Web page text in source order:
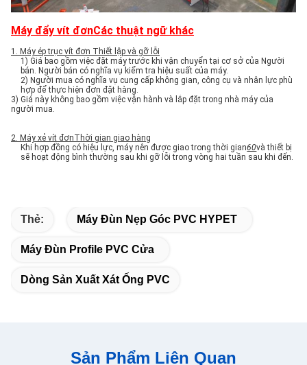
Máy đẩy vít đơnCác thuật ngữ khác
1. Máy ép trục vít đơn Thiết lập và gỡ lỗi
1) Giá bao gồm việc đặt máy trước khi vận chuyển tại cơ sở của Người
bán. Người bán có nghĩa vụ kiểm tra hiệu suất của máy.
2) Người mua có nghĩa vụ cung cấp không gian, công cụ và nhân lực phù
hợp để thực hiện đơn đặt hàng.
3) Giá này không bao gồm việc vận hành và lắp đặt trong nhà máy của
người mua.
2. Máy xẻ vít đơnThời gian giao hàng
Khi hợp đồng có hiệu lực, máy nên được giao trong thời gian60và thiết bị
sẽ hoạt động bình thường sau khi gỡ lỗi trong vòng hai tuần sau khi đến.
Thẻ: Máy Đùn Nẹp Góc PVC HYPET
Máy Đùn Profile PVC Cửa
Dòng Sản Xuất Xát Ống PVC
Sản Phẩm Liên Quan